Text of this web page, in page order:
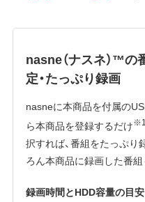
nasne（ナスネ）™
定・たっぷり録画
nasneに本商品を付属の
ら本商品を登録するだけ※1
択すれば、番組をたっぷり
ろん本商品に録画した番組
録画時間とHDD容量の目安